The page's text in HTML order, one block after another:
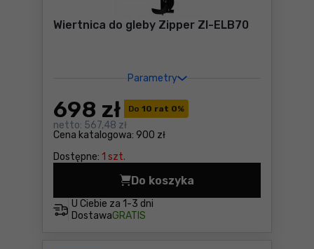
Wiertnica do gleby Zipper ZI-ELB70
Parametry
Do 10 rat 0%
Cena katalogowa: 900 zł
698 zł
netto: 567,48 zł
Dostępne: 1 szt.
U Ciebie za 1-3 dni
DostawaGRATIS
Do koszyka
Wiertnica do gleby Zipper